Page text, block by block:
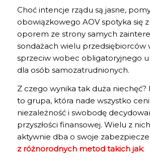
Choć intencje rządu są jasne,
obowiązkowego AOV spotyka się
oporem ze strony samych
sondażach wielu przedsiębiorców
sprzeciw wobec obligatoryjnego
dla osób samozatrudnionych.
Z czego wynika tak duża niechęć?
to grupa, która nade wszystko
niezależność i swobodę
przyszłości finansowej. Wielu z
aktywnie dba o swoje
z różnorodnych metod takich jak: